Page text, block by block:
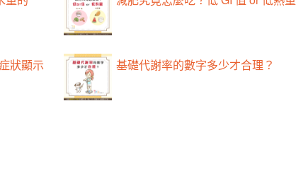
狀顯示
基礎代謝率的數字多少才合理？